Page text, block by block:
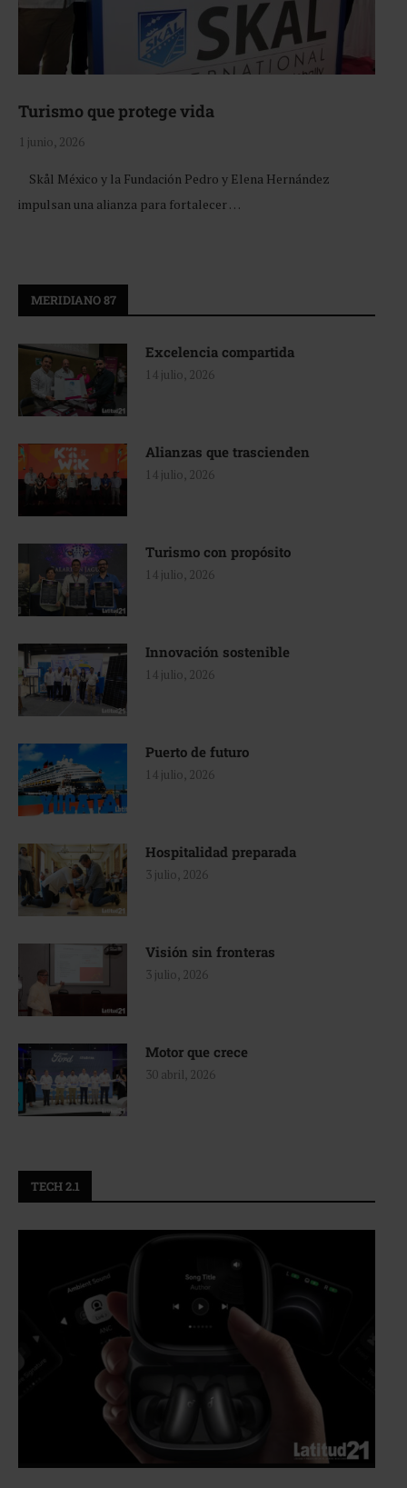
Turismo que protege vida
1 junio, 2026
Skål México y la Fundación Pedro y Elena Hernández
impulsan una alianza para fortalecer …
MERIDIANO 87
Excelencia compartida
14 julio, 2026
Alianzas que trascienden
14 julio, 2026
Turismo con propósito
14 julio, 2026
Innovación sostenible
14 julio, 2026
Puerto de futuro
14 julio, 2026
Hospitalidad preparada
3 julio, 2026
Visión sin fronteras
3 julio, 2026
Motor que crece
30 abril, 2026
TECH 2.1